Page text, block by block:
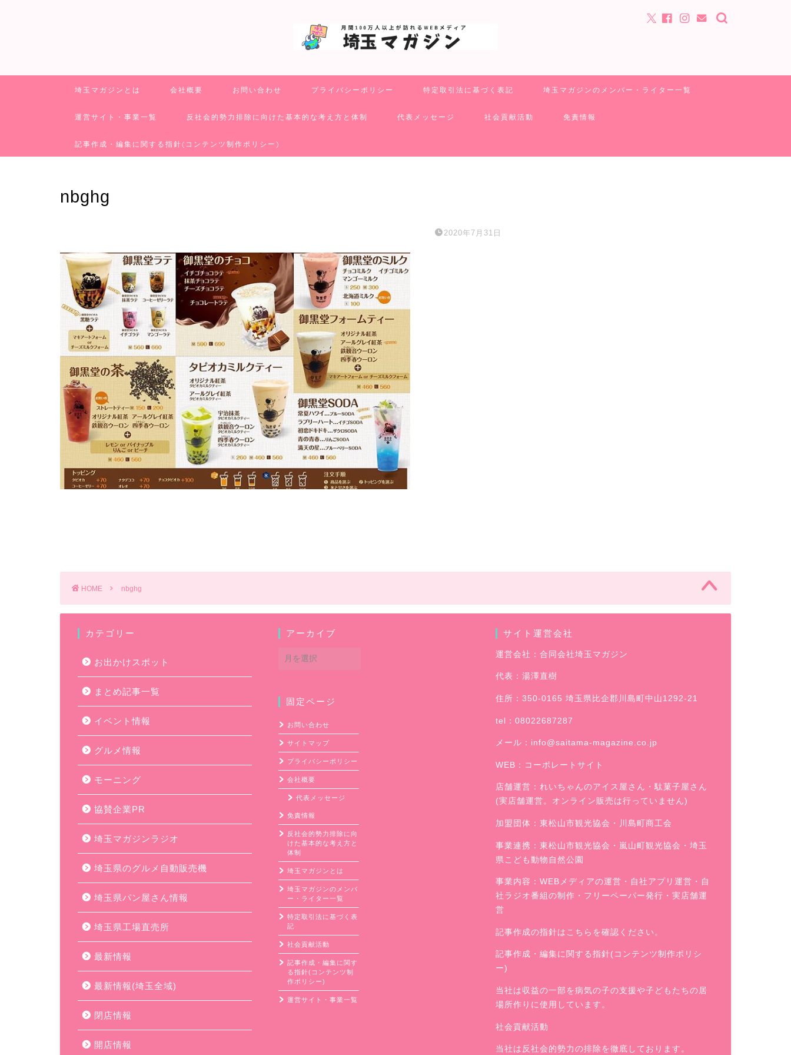
埼玉マガジンとは 会社概要 お問い合わせ プライバシーポリシー 特定取引法に基づく表記 埼玉マガジンのメンバー・ライター一覧
運営サイト・事業一覧 反社会的勢力排除に向けた基本的な考え方と体制 代表メッセージ 社会貢献活動 免責情報
記事作成・編集に関する指針(コンテンツ制作ポリシー)
nbghg
2020年7月31日
HOME nbghg
カテゴリー
お出かけスポット
まとめ記事一覧
イベント情報
グルメ情報
モーニング
協賛企業PR
埼玉マガジンラジオ
埼玉県のグルメ自動販売機
埼玉県パン屋さん情報
埼玉県工場直売所
最新情報
最新情報(埼玉全域)
閉店情報
開店情報
アーカイブ
ア
ー
固定ページ
お問い合わせ
サイトマップ
プライバシーポリシー
会社概要
代表メッセージ
免責情報
反社会的勢力排除に向
けた基本的な考え方と
体制
埼玉マガジンとは
埼玉マガジンのメンバ
ー・ライター一覧
特定取引法に基づく表
記
社会貢献活動
記事作成・編集に関す
る指針(コンテンツ制
作ポリシー)
運営サイト・事業一覧
サイト運営会社
運営会社：合同会社埼玉マガジン
代表：湯澤直樹
住所：350-0165 埼玉県比企郡川島町中山1292-21
tel：08022687287
メール： info@saitama-magazine.co.jp
WEB： コーポレートサイト
店舗運営：れいちゃんのアイス屋さん ・駄菓子屋さん
(実店舗運営。オンライン販売は行っていません)
加盟団体：東松山市観光協会・川島町商工会
事業連携：東松山市観光協会・嵐山町観光協会・埼玉
県こども動物自然公園
事業内容：WEBメディアの運営・自社アプリ運営・自
社ラジオ番組の制作・フリーペーパー発行・実店舗運
営
記事作成の指針はこちらを確認ください。
記事作成・編集に関する指針(コンテンツ制作ポリシ
ー)
当社は収益の一部を病気の子の支援や子どもたちの居
場所作りに使用しています。
社会貢献活動
当社は反社会的勢力の排除を徹底しております。